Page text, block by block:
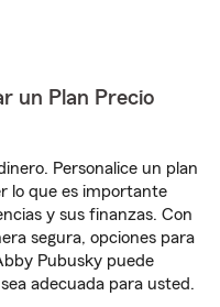
un Plan Precio
Personalice un plan
lo que es importante
y sus finanzas. Con
segura, opciones para
Pubusky puede
adecuada para usted.